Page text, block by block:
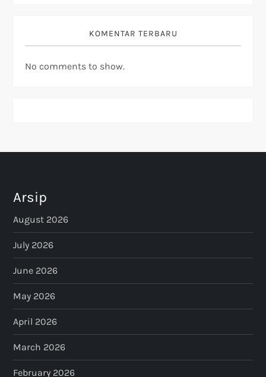
KOMENTAR TERBARU
No comments to show.
Arsip
August 2026
July 2026
June 2026
May 2026
April 2026
March 2026
February 2026